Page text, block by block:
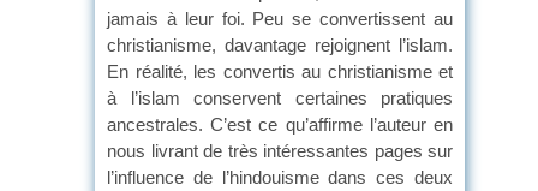
jamais à leur foi. Peu se convertissent au
christianisme, davantage rejoignent l’islam.
En réalité, les convertis au christianisme et
à l’islam conservent certaines pratiques
ancestrales. C’est ce qu’affirme l’auteur en
nous livrant de très intéressantes pages sur
l’influence de l’hindouisme dans ces deux